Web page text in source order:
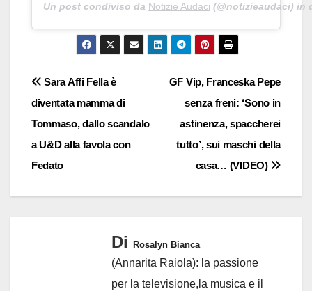
Un post condiviso da Notizie Audaci (@notizieaudaci) in
Navigazione
articoli
GF Vip, Franceska Pepe
senza freni: ‘Sono in
astinenza, spaccherei
tutto’, sui maschi della
casa… (VIDEO)
Sara Affi Fella è
diventata mamma di
Tommaso, dallo scandalo
a U&D alla favola con
Fedato
Di Rosalyn Bianca
(Annarita Raiola): la passione
per la televisione,la musica e il